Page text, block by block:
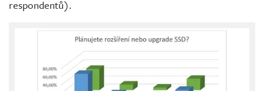
respondentů).